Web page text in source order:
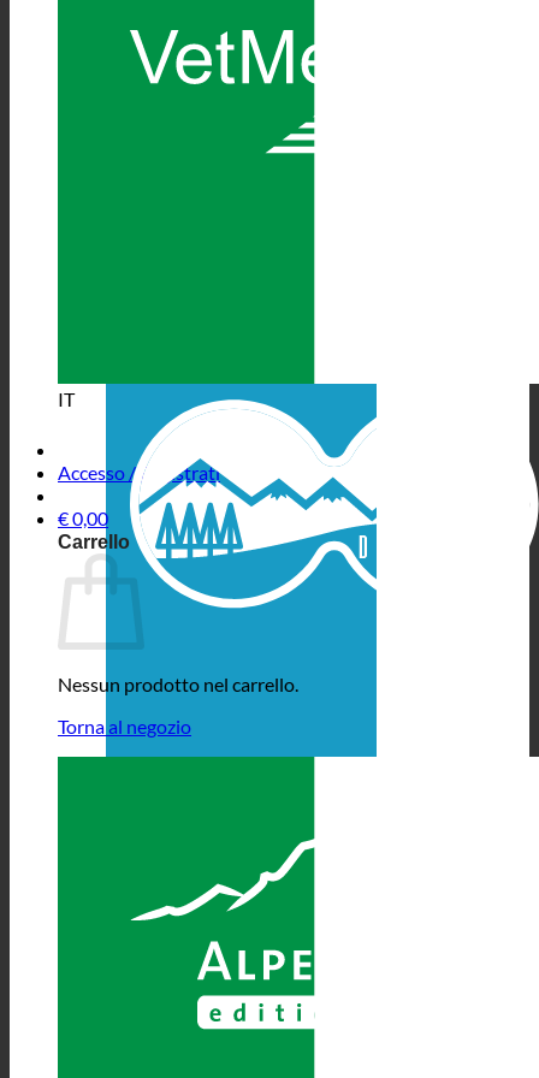
IT
Accesso / Registrati
€0,00
Carrello
Nessun prodotto nel carrello.
Torna al negozio